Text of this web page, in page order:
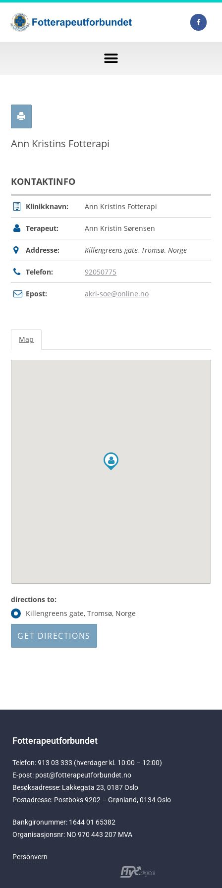
Ann Kristins Fotterapi
KONTAKTINFO
Klinikknavn: Ann Kristins Fotterapi
Terapeut: Ann Kristin Sørensen
Addresse: Killengreens gate, Tromsø, Norge
Telefon: 92050775
Epost: akri-soe@online.no
Map
directions to:
Killengreens gate, Tromsø, Norge
Fotterapeutforbundet
Telefon: 913 03 333 (hverdager kl. 10:00 – 12:00)
E-post: post@fotterapeutforbundet.no
Besøksadresse: Lakkegata 23, 0187 Oslo
Postadresse: Postboks 9202 – Grønland, 0134 Oslo
Bankgironummer: 1644 01 65382
Organisasjonsnr: NO 970 443 207 MVA
Personvern